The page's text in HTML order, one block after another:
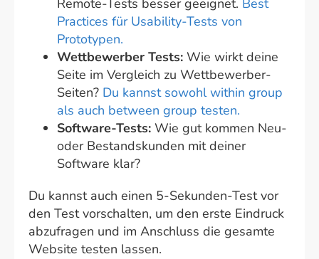
Remote-Tests besser geeignet. Best
Practices für Usability-Tests von
Prototypen.
Wettbewerber Tests: Wie wirkt deine
Seite im Vergleich zu Wettbewerber-
Seiten? Du kannst sowohl within group
als auch between group testen.
Software-Tests: Wie gut kommen Neu-
oder Bestandskunden mit deiner
Software klar?
Du kannst auch einen 5-Sekunden-Test vor
den Test vorschalten, um den erste Eindruck
abzufragen und im Anschluss die gesamte
Website testen lassen.